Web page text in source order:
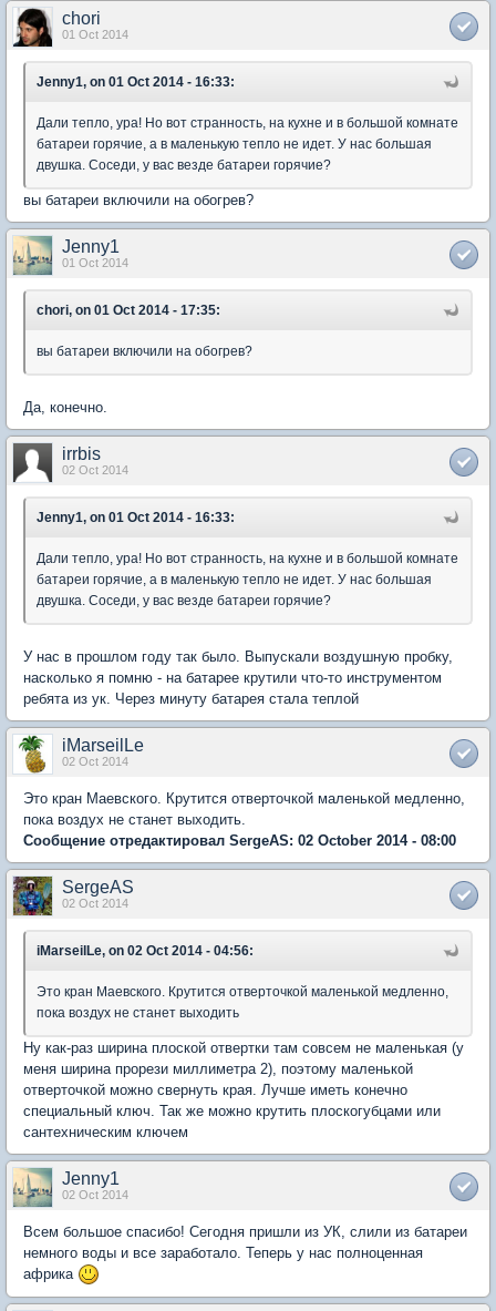
chori
01 Oct 2014
Jenny1, on 01 Oct 2014 - 16:33:
Дали тепло, ура! Но вот странность, на кухне и в большой комнате
батареи горячие, а в маленькую тепло не идет. У нас большая
двушка. Соседи, у вас везде батареи горячие?
вы батареи включили на обогрев?
Jenny1
01 Oct 2014
chori, on 01 Oct 2014 - 17:35:
вы батареи включили на обогрев?
Да, конечно.
irrbis
02 Oct 2014
Jenny1, on 01 Oct 2014 - 16:33:
Дали тепло, ура! Но вот странность, на кухне и в большой комнате
батареи горячие, а в маленькую тепло не идет. У нас большая
двушка. Соседи, у вас везде батареи горячие?
У нас в прошлом году так было. Выпускали воздушную пробку,
насколько я помню - на батарее крутили что-то инструментом
ребята из ук. Через минуту батарея стала теплой
iMarseilLe
02 Oct 2014
Это кран Маевского. Крутится отверточкой маленькой медленно,
пока воздух не станет выходить.
Сообщение отредактировал SergeAS: 02 October 2014 - 08:00
SergeAS
02 Oct 2014
iMarseilLe, on 02 Oct 2014 - 04:56:
Это кран Маевского. Крутится отверточкой маленькой медленно,
пока воздух не станет выходить
Ну как-раз ширина плоской отвертки там совсем не маленькая (у
меня ширина прорези миллиметра 2), поэтому маленькой
отверточкой можно свернуть края. Лучше иметь конечно
специальный ключ. Так же можно крутить плоскогубцами или
сантехническим ключем
Jenny1
02 Oct 2014
Всем большое спасибо! Сегодня пришли из УК, слили из батареи
немного воды и все заработало. Теперь у нас полноценная
африка